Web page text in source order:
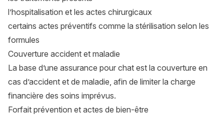
l’hospitalisation et les actes chirurgicaux
certains actes préventifs comme la stérilisation selon les
formules
Couverture accident et maladie
La base d’une assurance pour chat est la couverture en
cas d’accident et de maladie, afin de limiter la charge
financière des soins imprévus.
Forfait prévention et actes de bien-être